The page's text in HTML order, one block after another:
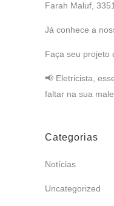
Farah Maluf,
Já conhece a
Faça seu projeto
📢 Eletricista,
faltar na sua
Categorias
Notícias
Uncategorized